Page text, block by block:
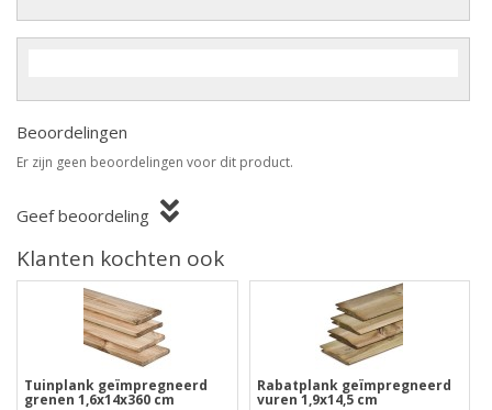
Beoordelingen
Er zijn geen beoordelingen voor dit product.
Geef beoordeling
Klanten kochten ook
Tuinplank geïmpregneerd
grenen 1,6x14x360 cm
Rabatplank geïmpregneerd
vuren 1,9x14,5 cm